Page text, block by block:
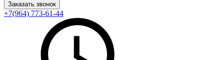
Заказать звонок
+7(964) 773-61-44